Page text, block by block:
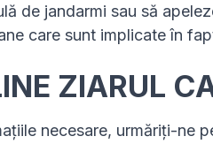
de jandarmi sau să
care sunt implicate în
ZIARUL
necesare, urmăriți-ne